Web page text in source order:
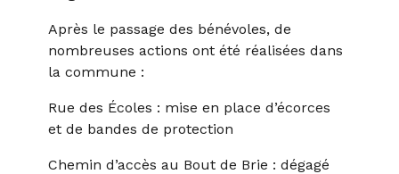
Après le passage des bénévoles, de
nombreuses actions ont été réalisées dans
la commune :
Rue des Écoles : mise en place d’écorces
et de bandes de protection
Chemin d’accès au Bout de Brie : dégagé